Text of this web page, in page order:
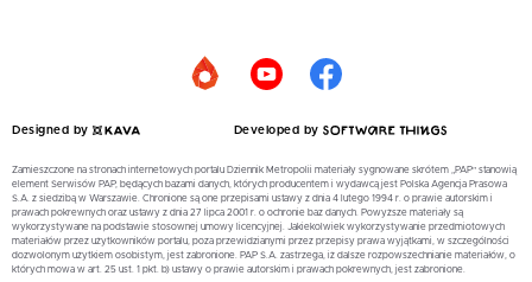
Designed by Developed by
Zamieszczone na stronach internetowych portalu Dziennik Metropolii materiały sygnowane skrótem „PAP” stanowią
element Serwisów PAP, będących bazami danych, których producentem i wydawcą jest Polska Agencja Prasowa
S.A. z siedzibą w Warszawie. Chronione są one przepisami ustawy z dnia 4 lutego 1994 r. o prawie autorskim i
prawach pokrewnych oraz ustawy z dnia 27 lipca 2001 r. o ochronie baz danych. Powyższe materiały są
wykorzystywane na podstawie stosownej umowy licencyjnej. Jakiekolwiek wykorzystywanie przedmiotowych
materiałów przez użytkowników portalu, poza przewidzianymi przez przepisy prawa wyjątkami, w szczególności
dozwolonym użytkiem osobistym, jest zabronione. PAP S.A. zastrzega, iż dalsze rozpowszechnianie materiałów, o
których mowa w art. 25 ust. 1 pkt. b) ustawy o prawie autorskim i prawach pokrewnych, jest zabronione.